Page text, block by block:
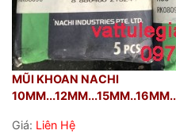
MŨI KHOAN NACHI
Giá: Liên Hệ